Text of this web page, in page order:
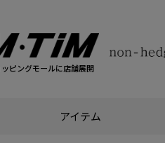
ピングモールに店舗展開
アイテム